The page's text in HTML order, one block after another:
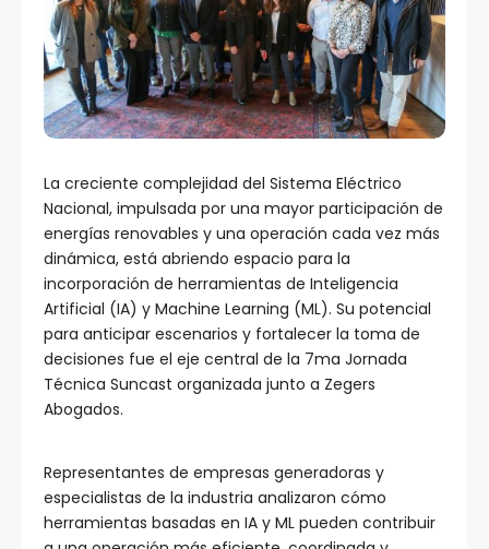
La creciente complejidad del Sistema Eléctrico
Nacional, impulsada por una mayor participación de
energías renovables y una operación cada vez más
dinámica, está abriendo espacio para la
incorporación de herramientas de Inteligencia
Artificial (IA) y Machine Learning (ML). Su potencial
para anticipar escenarios y fortalecer la toma de
decisiones fue el eje central de la 7ma Jornada
Técnica Suncast organizada junto a Zegers
Abogados.
Representantes de empresas generadoras y
especialistas de la industria analizaron cómo
herramientas basadas en IA y ML pueden contribuir